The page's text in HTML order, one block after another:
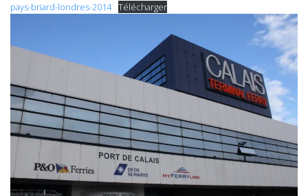
pays-briard-londres-2014 Télécharger